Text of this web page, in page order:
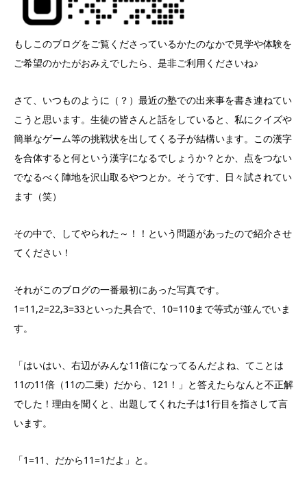
もしこのブログをご覧くださっているかたのなかで見学や体験を
ご希望のかたがおみえでしたら、是非ご利用くださいね♪
さて、いつものように（？）最近の塾での出来事を書き連ねてい
こうと思います。生徒の皆さんと話をしていると、私にクイズや
簡単なゲーム等の挑戦状を出してくる子が結構います。この漢字
を合体すると何という漢字になるでしょうか？とか、点をつない
でなるべく陣地を沢山取るやつとか。そうです、日々試されてい
ます（笑）
その中で、してやられた～！！という問題があったので紹介させ
てください！
それがこのブログの一番最初にあった写真です。
1=11,2=22,3=33といった具合で、10=110まで等式が並んでいま
す。
「はいはい、右辺がみんな11倍になってるんだよね、てことは
11の11倍（11の二乗）だから、121！」と答えたらなんと不正解
でした！理由を聞くと、出題してくれた子は1行目を指さして言
います。
「1=11、だから11=1だよ」と。